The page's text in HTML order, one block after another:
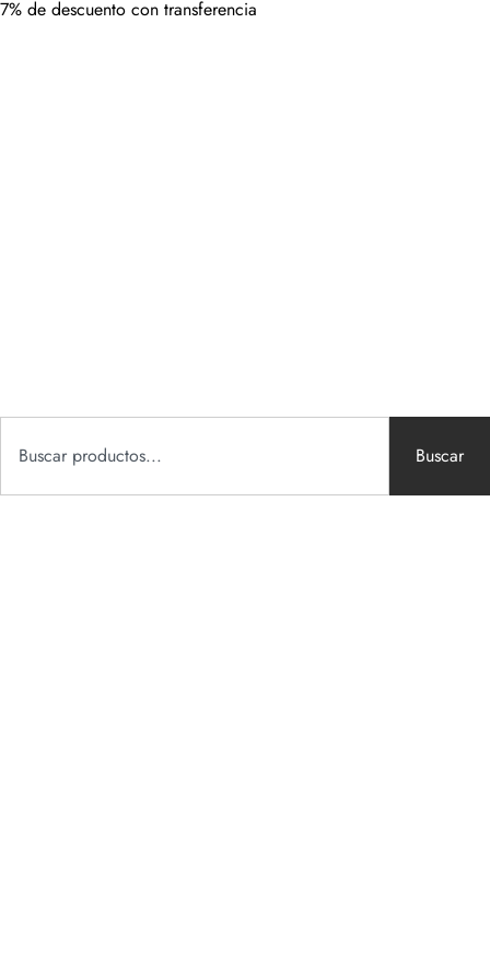
7% de descuento con transferencia
Buscar